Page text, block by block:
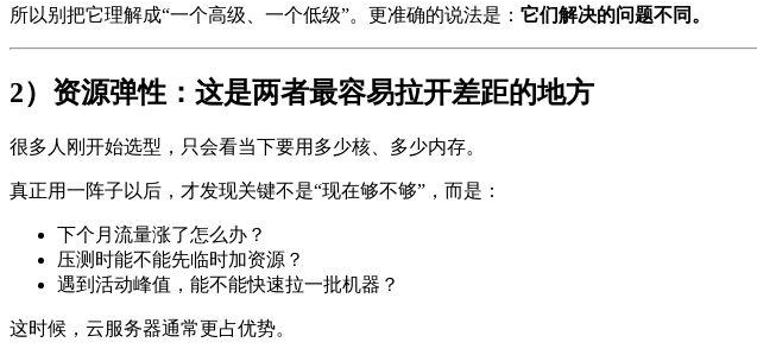
所以别把它理解成“一个高级、一个低级”。更准确的说法是： 它们解决的问题不同。
2）资源弹性：这是两者最容易拉开差距的地方
很多人刚开始选型，只会看当下要用多少核、多少内存。
真正用一阵子以后，才发现关键不是“现在够不够”，而是：
下个月流量涨了怎么办？
压测时能不能先临时加资源？
遇到活动峰值，能不能快速拉一批机器？
这时候，云服务器通常更占优势。